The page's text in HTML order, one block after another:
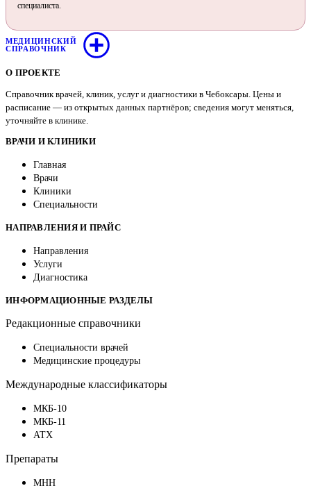
специалиста.
МЕДИЦИНСКИЙ
СПРАВОЧНИК
О ПРОЕКТЕ
Справочник врачей, клиник, услуг и диагностики в Чебоксары. Цены и
расписание — из открытых данных партнёров; сведения могут меняться,
уточняйте в клинике.
ВРАЧИ И КЛИНИКИ
Главная
Врачи
Клиники
Специальности
НАПРАВЛЕНИЯ И ПРАЙС
Направления
Услуги
Диагностика
ИНФОРМАЦИОННЫЕ РАЗДЕЛЫ
Редакционные справочники
Специальности врачей
Медицинские процедуры
Международные классификаторы
МКБ-10
МКБ-11
АТХ
Препараты
МНН